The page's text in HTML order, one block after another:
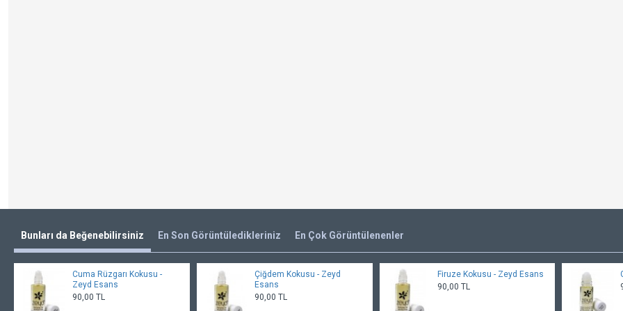
Bunları da Beğenebilirsiniz En Son Görüntüledikleriniz En Çok Görüntülenenler
Cuma Rüzgarı Kokusu -
Zeyd Esans
90,00 TL
Çiğdem Kokusu - Zeyd
Esans
90,00 TL
Firuze Kokusu - Zeyd Esans
90,00 TL